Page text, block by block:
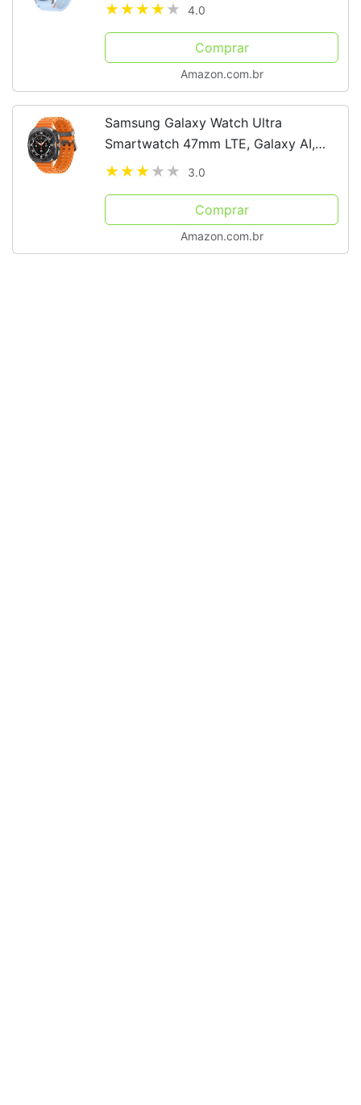
4.0
Comprar
Amazon.com.br
Samsung Galaxy Watch Ultra
Smartwatch 47mm LTE, Galaxy AI,
Titânio Aeroespacial
3.0
Comprar
Amazon.com.br